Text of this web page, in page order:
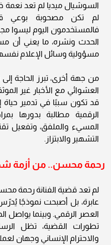
السوشيال ميديا لم تعد نعمة
لم تكن مصحوبة بوعي
فالمستخدمون اليوم ليسوا
الحدث ونشره، ما يعني أن
مسؤولية وسائل الإعلام
من جهة أخرى، تبرز الحاجة
العشوائي مع الأخبار غير
قد تكون سببًا في تدمير حياة
الرقمية مطالبة بدورها
المسيء والملفق، وتفعيل
التشهير والابتزاز.
رحمة محسن.. من أزمة
لم تعد قضية الفنانة رحمة
عابرة، بل أصبحت نموذجًا
العصر الرقمي. وبينما يواصل
تطورات القضية، تظل
والاحترام الإنساني وجهان